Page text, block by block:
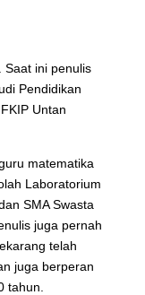
Saat ini penulis
Pendidikan
Untan
matematika
Laboratorium
SMA Swasta
juga pernah
telah
juga berperan
tahun.